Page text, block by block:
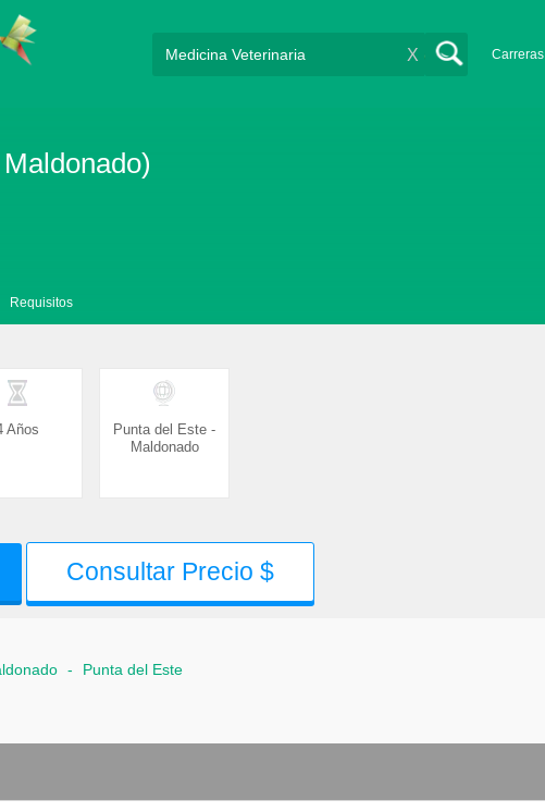
Carreras
X
Requisitos
Años
Punta del Este -
Maldonado
Consultar Precio $
- Punta del Este